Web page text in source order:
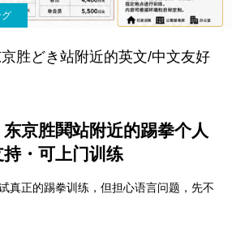
セミナー 運動・体操
日本王者
び方｜失敗しない7つの
解説
胜どき站附近的英文/中文友好
京胜鬨站附近的踢拳个人
・可上门训练
真正的踢拳训练，但担心语言问题，先不